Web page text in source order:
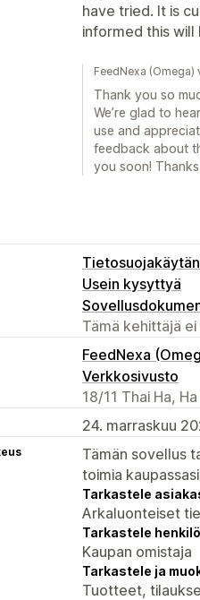
have tried. It is
informed this will
FeedNexa
Thank you so
We’re glad to
use and
feedback about
you soon!
Usein kysyttyä
Tämä kehittäjä
FeedNexa
Verkkosivusto
18/11 Thai Ha,
24. marraskuu
Tämän sovellus
toimia
Tarkastele
Arkaluonteiset
Tarkastele
Kaupan omistaja
Tarkastele ja
Tuotteet,